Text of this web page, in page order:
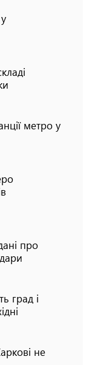
метро у
про
град і
не